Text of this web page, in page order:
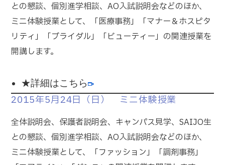
との懇談、個別進学相談、AO入試説明会などのほか、
ミニ体験授業として、「医療事務」「マナー＆ホスピタ
リティ」「ブライダル」「ビューティー」の関連授業を
開講します。
★詳細はこちら
2015年5月24日（日） ミニ体験授業
全体説明会、保護者説明会、キャンパス見学、SAIJO生
との懇談、個別進学相談、AO入試説明会などのほか、
ミニ体験授業として、「ファッション」「調剤事務」